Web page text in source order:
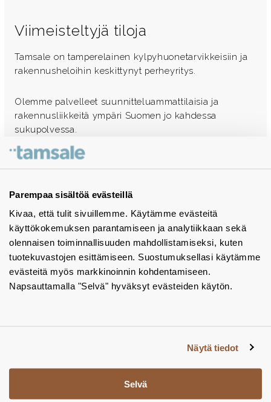
Parempaa sisältöä evästeillä
Kivaa, että tulit sivuillemme. Käytämme evästeitä
käyttökokemuksen parantamiseen ja analytiikkaan sekä
olennaisen toiminnallisuuden mahdollistamiseksi, kuten
tuotekuvastojen esittämiseen. Suostumuksellasi käytämme
evästeitä myös markkinoinnin kohdentamiseen.
Napsauttamalla "Selvä" hyväksyt evästeiden käytön.
Näytä tiedot
Selvä
Viimeisteltyjä tiloja
Tamsale on tamperelainen kylpyhuonetarvikkeisiin ja
rakennusheloihin keskittynyt perheyritys.
Olemme palvelleet suunnitteluammattilaisia ja
rakennusliikkeitä ympäri Suomen jo kahdessa
sukupolvessa.
Ota yhteyttä - autamme mielellämme
Tuotekuvastot
Instagram
BIM-objektit
Yhteystiedot
Tiedotteet